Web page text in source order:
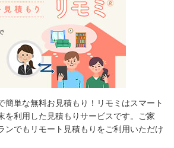
簡単な無料お見積もり！リモミはスマート
を利用した見積もりサービスです。ご家
ンでもリモート見積もりをご利用いただけ